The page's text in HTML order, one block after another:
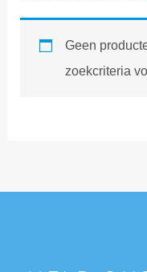
Geen
zoekcriteria